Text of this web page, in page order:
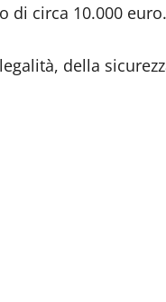
di circa 10.000 euro.
della